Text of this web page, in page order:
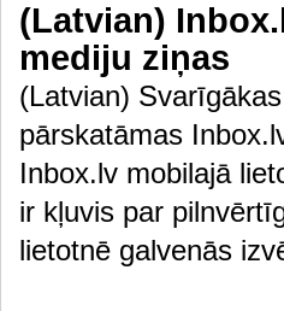
(Latvian)
mediju ziņas
(Latvian)
pārskatāmas
Inbox.lv mobilajā
ir kļuvis par
lietotnē galvenās